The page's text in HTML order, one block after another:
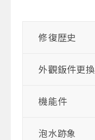
修復歴史
外觀鈑件更換
機能件
泡水跡象